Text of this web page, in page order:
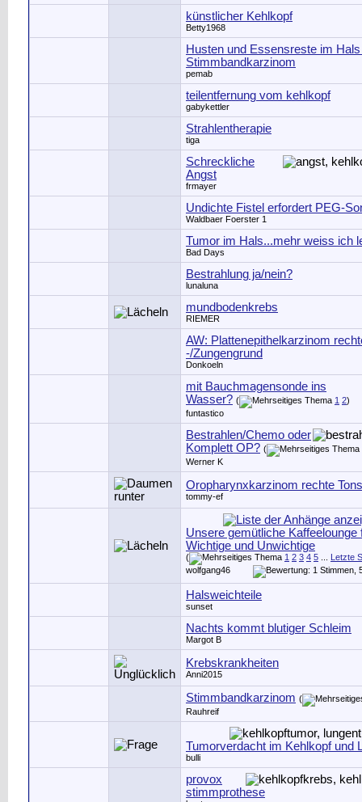
künstlicher Kehlkopf
Betty1968
Husten und Essensreste im
Stimmbandkarzinom
pemab
teilentfernung vom kehlkopf
gabykettler
Strahlentherapie
tiga
Schreckliche
Angst
frmayer
Undichte Fistel erfordert PEG-
Waldbaer Foerster 1
Tumor im Hals...mehr weiss ich
Bad Days
Bestrahlung ja/nein?
lunaluna
mundbodenkrebs
RIEMER
AW: Plattenepithelkarzinom
-/Zungengrund
Donkoeln
mit Bauchmagensonde ins
Wasser? ( 1 2)
funtastico
Bestrahlen/Chemo oder
Komplett OP? (
Werner K
Oropharynxkarzinom rechte
tommy-ef
Unsere gemütliche Kaffeelounge
Wichtige und Unwichtige
( 1 2 3 4 5
Letzte
wolfgang46
Halsweichteile
sunset
Nachts kommt blutiger Schleim
Margot B
Krebskrankheiten
Anni2015
Stimmbandkarzinom (
Rauhreif
Tumorverdacht im Kehlkopf und
bulli
provox
stimmprothese